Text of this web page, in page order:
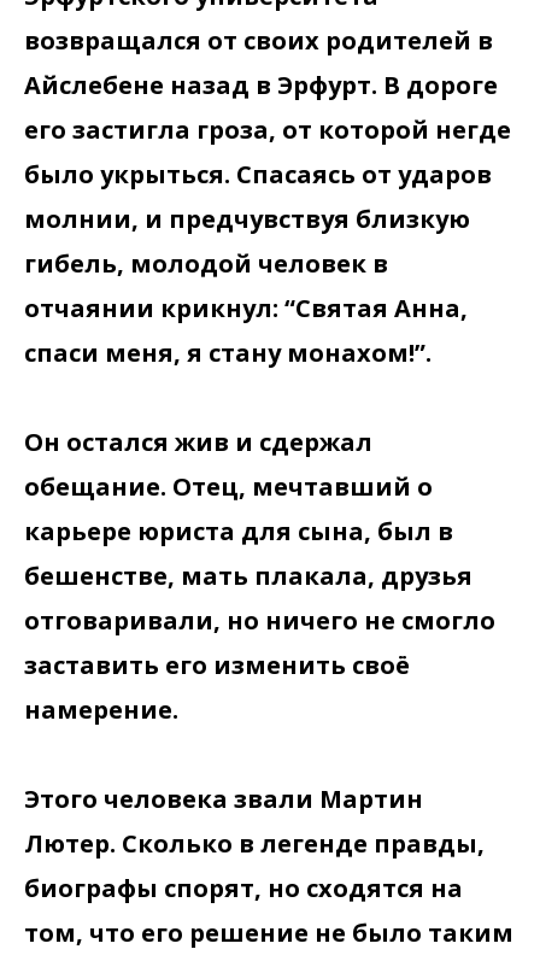
возвращался от своих родителей в
Айслебене назад в Эрфурт. В дороге
его застигла гроза, от которой негде
было укрыться. Спасаясь от ударов
молнии, и предчувствуя близкую
гибель, молодой человек в
отчаянии крикнул: “Святая Анна,
спаси меня, я стану монахом!”.
Он остался жив и сдержал
обещание. Отец, мечтавший о
карьере юриста для сына, был в
бешенстве, мать плакала, друзья
отговаривали, но ничего не смогло
заставить его изменить своё
намерение.
Этого человека звали Мартин
Лютер. Сколько в легенде правды,
биографы спорят, но сходятся на
том, что его решение не было таким